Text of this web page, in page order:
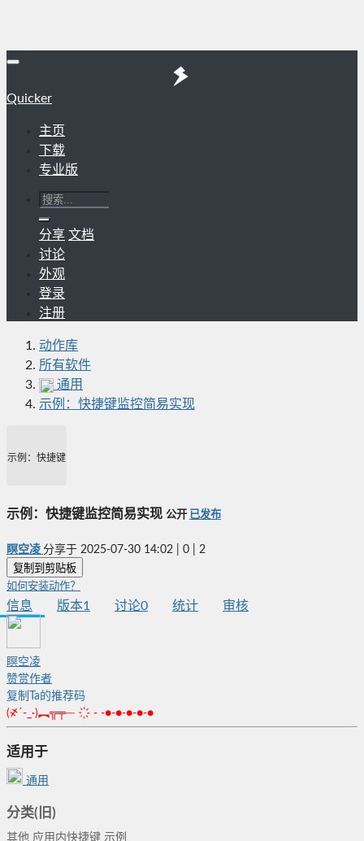
Quicker
主页
下载
专业版
分享 文档
讨论
外观
登录
注册
动作库
所有软件
通用
示例：快捷键监控简易实现
示例：快捷键监控简易实现
示例：快捷键监控简易实现 公开 已发布
瞑空凌 分享于 2025-07-30 14:02 0 2
复制到剪贴板
如何安装动作？
信息 版本1 讨论0 统计 审核
瞑空凌
赞赏作者
复制Ta的推荐码
(҂´-_·)︻╦╤─ ҉ - -●-●-●-●-●
适用于
通用
分类(旧)
其他 应用内快捷键 示例